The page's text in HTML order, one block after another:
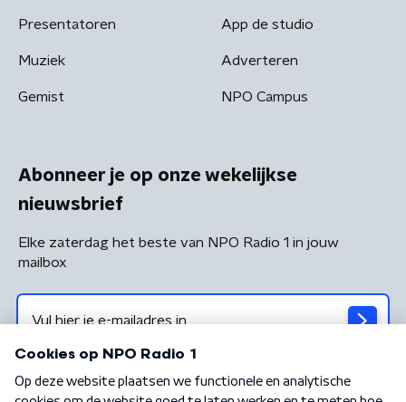
Presentatoren
Muziek
Gemist
App de studio
Adverteren
NPO Campus
Abonneer je op onze wekelijkse
nieuwsbrief
Elke zaterdag het beste van NPO Radio 1 in jouw
mailbox